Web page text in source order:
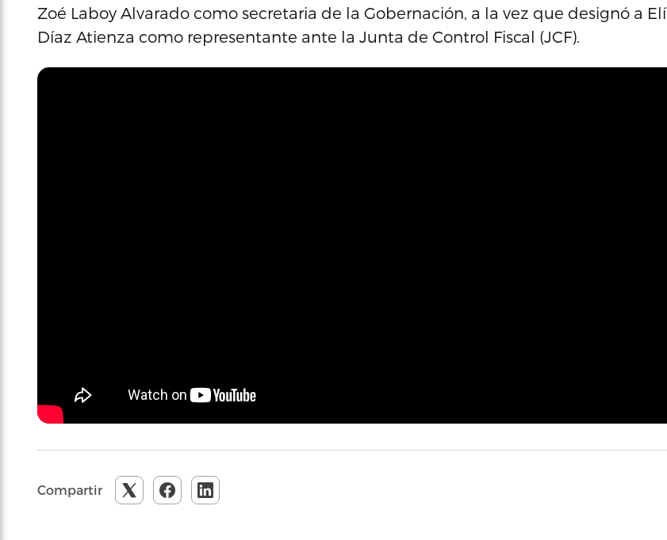
Zoé Laboy Alvarado como secretaria de la Gobernación, a la vez que designó a Elí
Díaz Atienza como representante ante la Junta de Control Fiscal (JCF).
Compartir